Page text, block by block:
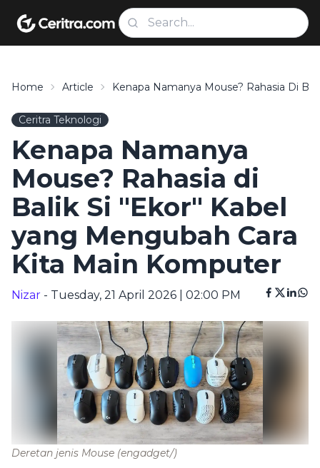
Home Article Kenapa Namanya Mouse? Rahasia Di
Ceritra Teknologi
Kenapa Namanya
Mouse? Rahasia di
Balik Si "Ekor" Kabel
yang Mengubah Cara
Kita Main Komputer
Nizar - Tuesday, 21 April 2026 | 02:00 PM
Deretan jenis Mouse (engadget/)